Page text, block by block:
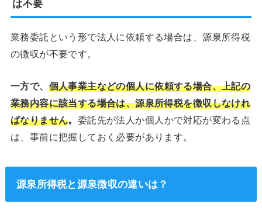
は不要
業務委託という形で法人に依頼する場合は、源泉所得税
の徴収が不要です。
一方で、 個人事業主などの個人に依頼する場合、上記の
業務内容に該当する場合は、源泉所得税を徴収しなけれ
ばなりません。 委託先が法人か個人かで対応が変わる点
は、事前に把握しておく必要があります。
源泉所得税と源泉徴収の違いは？